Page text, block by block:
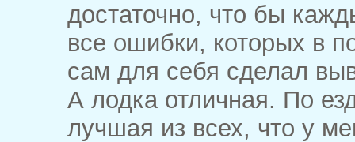
достаточно, что бы
все ошибки, которых в
сам для себя сделал
А лодка отличная. По
лучшая из всех, что у